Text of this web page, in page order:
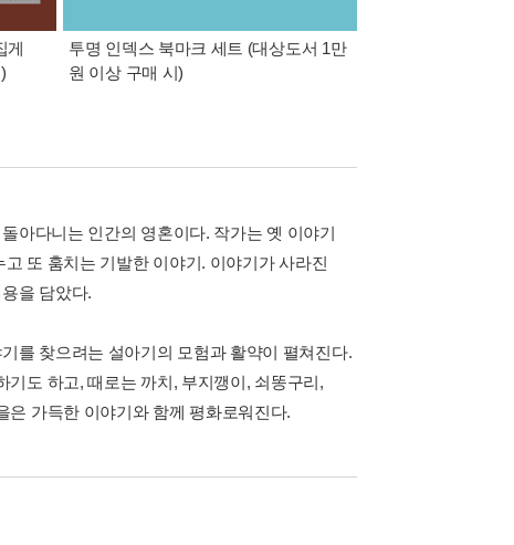
게
투명 인덱스 북마크 세트 (대상도서 1만
원 이상 구매 시)
아다니는 인간의 영혼이다. 작가는 옛 이야기
또 훔치는 기발한 이야기. 이야기가 사라진
을 담았다.
를 찾으려는 설아기의 모험과 활약이 펼쳐진다.
도 하고, 때로는 까치, 부지깽이, 쇠똥구리,
은 가득한 이야기와 함께 평화로워진다.